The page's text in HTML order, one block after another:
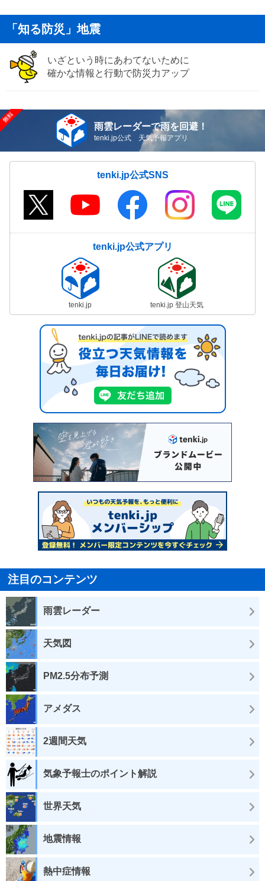
「知る防災」地震
いざという時にあわてないために
確かな情報と行動で防災力アップ
雨雲レーダーで雨を回避！
tenki.jp公式 天気予報アプリ
tenki.jp公式SNS
tenki.jp公式アプリ
tenki.jp tenki.jp 登山天気
注目のコンテンツ
雨雲レーダー
天気図
PM2.5分布予測
アメダス
2週間天気
気象予報士のポイント解説
世界天気
地震情報
熱中症情報